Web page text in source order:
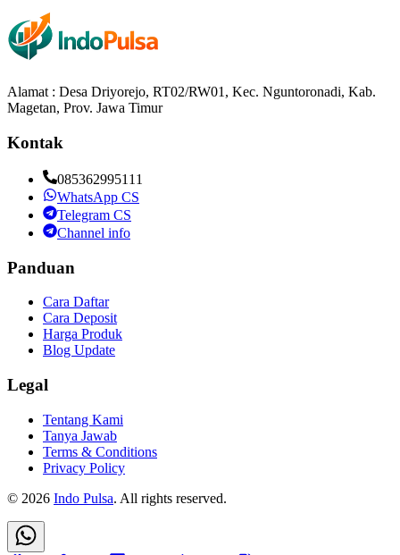
Alamat : Desa Driyorejo, RT02/RW01, Kec. Nguntoronadi, Kab.
Magetan, Prov. Jawa Timur
Kontak
085362995111
WhatsApp CS
Telegram CS
Channel info
Panduan
Cara Daftar
Cara Deposit
Harga Produk
Blog Update
Legal
Tentang Kami
Tanya Jawab
Terms & Conditions
Privacy Policy
© 2026 Indo Pulsa. All rights reserved.